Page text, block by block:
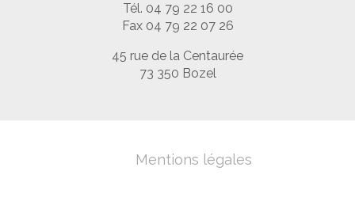
Tél. 04 79 22 16 00
Fax 04 79 22 07 26
45 rue de la Centaurée
73 350 Bozel
Mentions légales